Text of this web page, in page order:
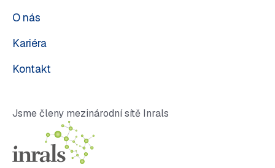
O nás
Kariéra
Kontakt
Jsme členy mezinárodní sítě Inrals